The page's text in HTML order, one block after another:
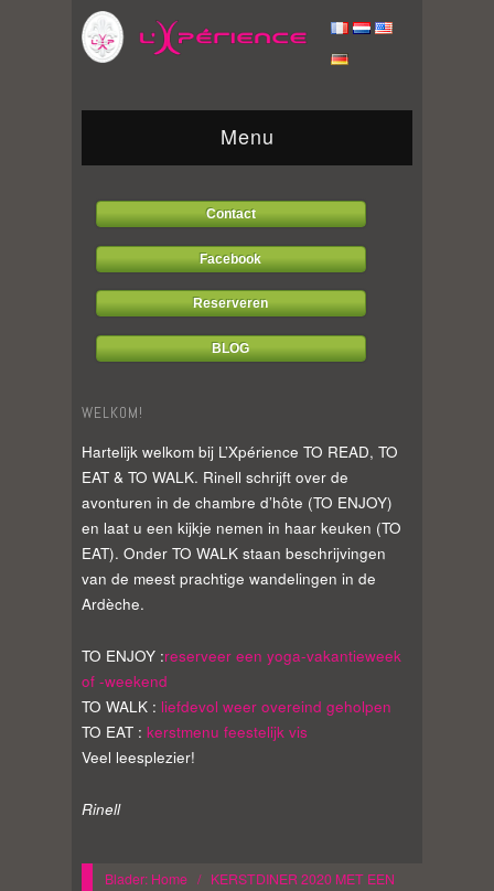
Menu
Contact
Facebook
Reserveren
BLOG
WELKOM!
Hartelijk welkom bij L’Xpérience TO READ, TO
EAT & TO WALK. Rinell schrijft over de
avonturen in de chambre d’hôte (TO ENJOY)
en laat u een kijkje nemen in haar keuken (TO
EAT). Onder TO WALK staan beschrijvingen
van de meest prachtige wandelingen in de
Ardèche.
TO ENJOY :reserveer een yoga-vakantieweek
of -weekend
TO WALK : liefdevol weer overeind geholpen
TO EAT : kerstmenu feestelijk vis
Veel leesplezier!
Rinell
Blader: Home / KERSTDINER 2020 MET EEN